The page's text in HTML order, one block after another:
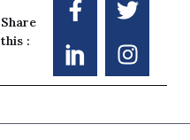
Share
this :